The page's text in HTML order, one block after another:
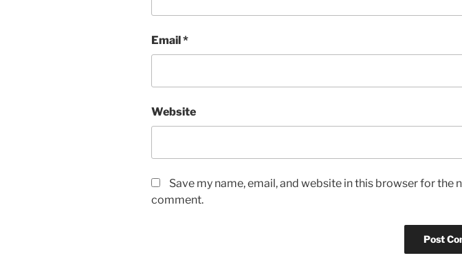
Email*
Website
Save my name, email, and website in this browser for the
comment.